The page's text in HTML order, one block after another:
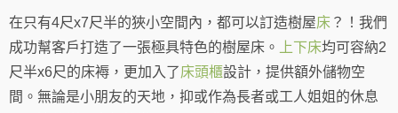
在只有4尺x7尺半的狹小空間內，都可以訂造樹屋床 ？！我們
成功幫客戶打造了一張極具特色的樹屋床。 上下床均可容納2
尺半x6尺的床褥，更加入了床頭櫃設計，提供額外儲物空
間。無論是小朋友的天地，抑或作為長者或工人姐姐的休息